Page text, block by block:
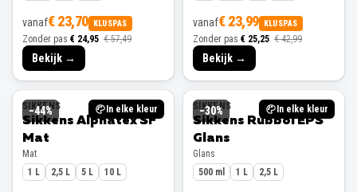
vanaf€ 23,70 KLUSPAS
Zonder pas € 24,95 € 57,49
Bekijk →
vanaf€ 23,99 KLUSPAS
Zonder pas € 25,25 € 42,99
Bekijk →
−44% In elke kleur
SIKKENS
Sikkens Alphatex SF
Mat
Mat
1 L
2,5 L 5 L 10 L
−30% In elke kleur
SIKKENS
Sikkens Rubbol EPS
Glans
Glans
500 ml
1 L 2,5 L